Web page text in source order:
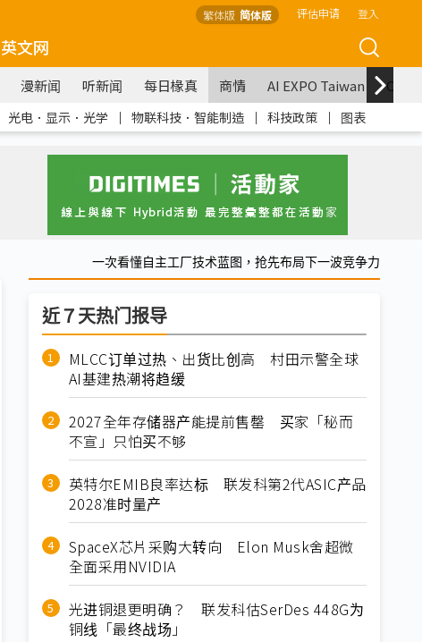
繁体版 简体版 评估申请 登入
英文网
漫新闻 听新闻 每日椽真 商情 AI EXPO Taiwan
光电．显示．光学 ｜ 物联科技．智能制造 ｜ 科技政策 ｜ 图表
一次看懂自主工厂技术蓝图，抢先布局下一波竞争力
近７天热门报导
MLCC订单过热、出货比创高 村田示警全球
AI基建热潮将趋缓
2027全年存储器产能提前售罄 买家「秘而
不宣」只怕买不够
英特尔EMIB良率达标 联发科第2代ASIC产品
2028准时量产
SpaceX芯片采购大转向 Elon Musk舍超微
全面采用NVIDIA
光进铜退更明确？ 联发科估SerDes 448G为
铜线「最终战场」